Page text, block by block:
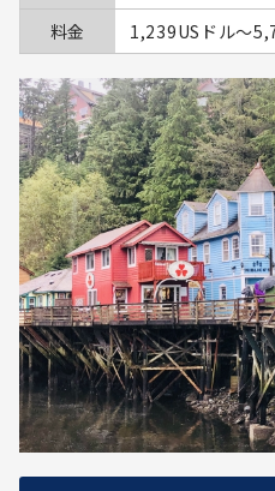
料金
1,239USドル〜